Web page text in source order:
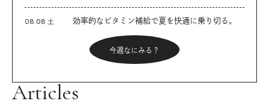
08.08 土 効率的なビタミン補給で夏を快適に乗り切る。
今週なにみる？
Articles